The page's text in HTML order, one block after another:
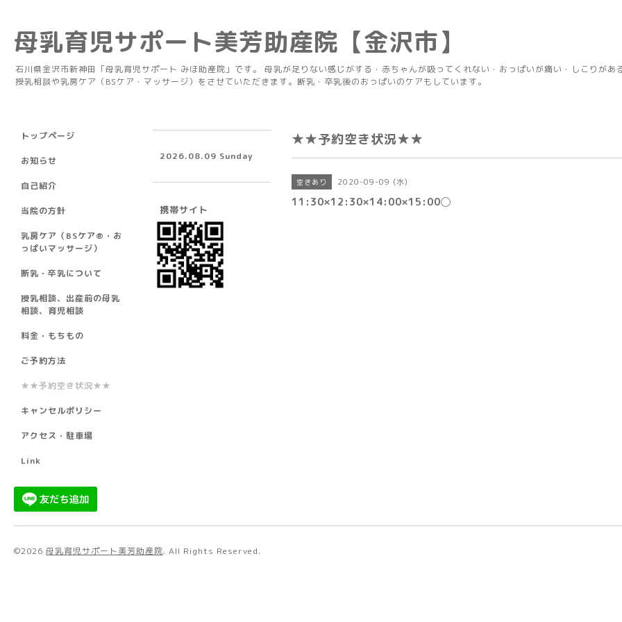
母乳育児サポート美芳助産院【金沢市】
石川県金沢市新神田「母乳育児サポート みほ助産院」です。 母乳が足りない感じがする・赤ちゃんが吸ってくれない・おっぱいが痛い・しこりがあ
授乳相談や乳房ケア（BSケア・マッサージ）をさせていただきます。断乳・卒乳後のおっぱいのケアもしています。
★★予約空き状況★★
空きあり 2020-09-09 (水)
11:30×12:30×14:00×15:00◯
トップページ
お知らせ
自己紹介
当院の方針
乳房ケア（BSケア®︎・お
っぱいマッサージ）
断乳・卒乳について
授乳相談、出産前の母乳
相談、育児相談
料金・もちもの
ご予約方法
★★予約空き状況★★
キャンセルポリシー
アクセス・駐車場
Link
2026.08.09 Sunday
携帯サイト
©2026 母乳育児サポート美芳助産院. All Rights Reserved.